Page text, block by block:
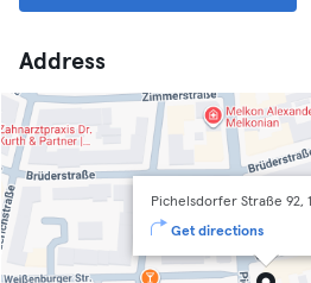
Address
Pichelsdorfer Straße 92,
Get directions